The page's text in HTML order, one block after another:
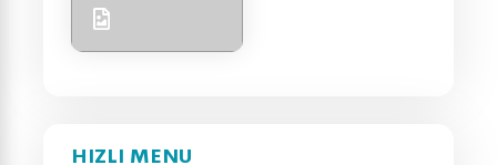
HIZLI MENU